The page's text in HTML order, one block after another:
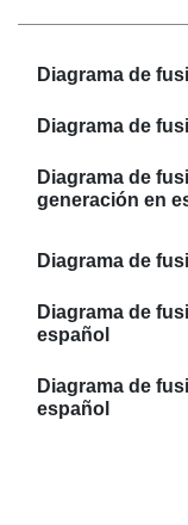
Diagrama de
Diagrama de
Diagrama de
generación en
Diagrama de
Diagrama de
español
Diagrama de
español